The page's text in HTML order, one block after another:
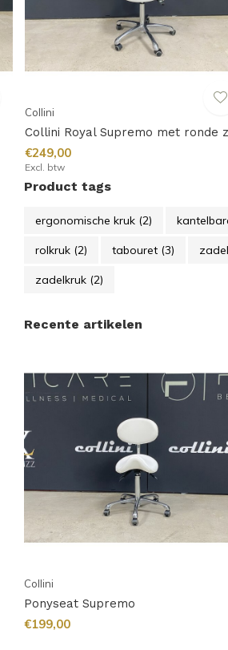
Collini
Collini Royal Supremo met ronde
€249,00
Excl. btw
Product tags
ergonomische kruk (2)
rolkruk (2) tabouret (3)
zadelkruk (2)
Recente artikelen
Collini
Ponyseat Supremo
€199,00